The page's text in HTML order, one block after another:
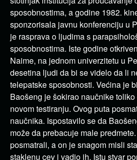
sposobnostima, a godine 1982.
sponzorisala javnu konferenciju u
je rasprava o ljudima s
sposobnostima. Iste godine
Naime, na jednom univerzitetu u
desetina ljudi da bi se videlo da li
telepatske sposobnosti. Većina je
Baošeng je šokirao naučnike
novom testiranju. Ovog puta
naučnika. Ispostavilo se da
može da prebacuje male
posmatrali, a on je snagom misli
staklenu cev i vadio ih. Istu stvar